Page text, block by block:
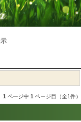
1 ページ中 1 ページ目（全1件）